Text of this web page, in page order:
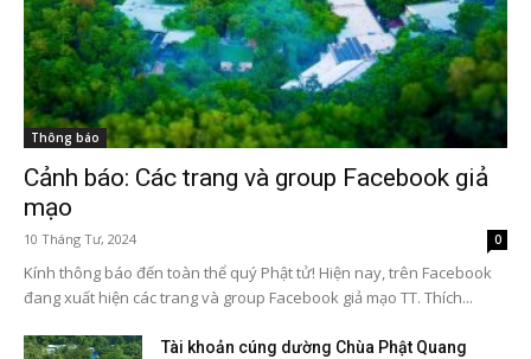
Thông báo
Cảnh báo: Các trang và group Facebook giả
mạo
10 Tháng Tư, 2024 0
Kính thông báo đến toàn thể quý Phật tử! Hiện nay, trên Facebook
đang xuất hiện các trang và group Facebook giả mạo TT. Thích...
Tài khoản cúng dường Chùa Phật Quang